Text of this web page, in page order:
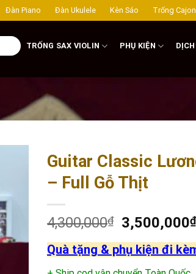
Đàn Piano Đàn Ukulele Kèn Sáo Trống Cajon
TRỐNG SAX VIOLIN PHỤ KIỆN
Guitar Classic
– Full Gỗ Thịt
4,300,000₫ 3,500,000₫
Quà tặng & phụ kiện đi